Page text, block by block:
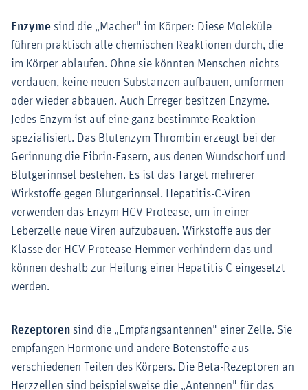
Enzyme sind die „Macher" im Körper: Diese Moleküle
führen praktisch alle chemischen Reaktionen durch, die
im Körper ablaufen. Ohne sie könnten Menschen nichts
verdauen, keine neuen Substanzen aufbauen, umformen
oder wieder abbauen. Auch Erreger besitzen Enzyme.
Jedes Enzym ist auf eine ganz bestimmte Reaktion
spezialisiert. Das Blutenzym Thrombin erzeugt bei der
Gerinnung die Fibrin-Fasern, aus denen Wundschorf und
Blutgerinnsel bestehen. Es ist das Target mehrerer
Wirkstoffe gegen Blutgerinnsel. Hepatitis-C-Viren
verwenden das Enzym HCV-Protease, um in einer
Leberzelle neue Viren aufzubauen. Wirkstoffe aus der
Klasse der HCV-Protease-Hemmer verhindern das und
können deshalb zur Heilung einer Hepatitis C eingesetzt
werden.
Rezeptoren sind die „Empfangsantennen" einer Zelle. Sie
empfangen Hormone und andere Botenstoffe aus
verschiedenen Teilen des Körpers. Die Beta-Rezeptoren an
Herzzellen sind beispielsweise die „Antennen" für das